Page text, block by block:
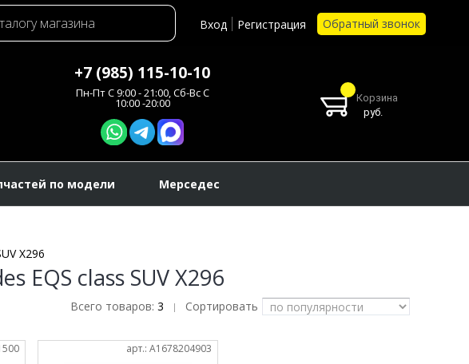
Вход Регистрация Обратный звонок
+7 (985) 115-10-10
Пн-Пт C 9:00 - 21:00, Сб-Вс С
10:00 -20:00
Корзина
руб.
по модели Мерседес
X296
EQS class SUV X296
Всего товаров: 3 | Сортировать
арт.: A1678204903